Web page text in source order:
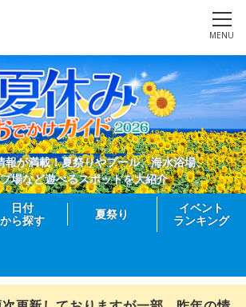
MENU
報が満載！夏祭りやプール、海水浴場、
場など遊べるスポットを大紹介
日付
から探す
夏祭り
イベント
ランキング